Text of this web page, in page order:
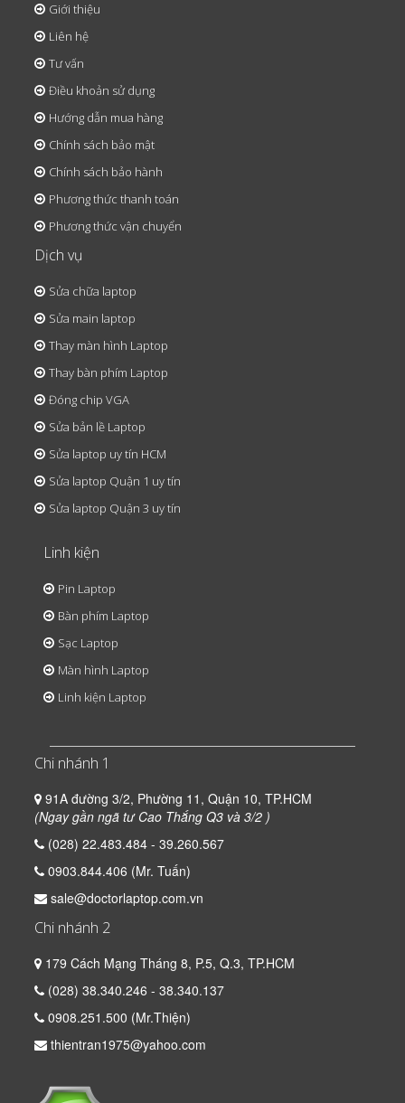
Giới thiệu
Liên hệ
Tư vấn
Điều khoản sử dụng
Hướng dẫn mua hàng
Chính sách bảo mật
Chính sách bảo hành
Phương thức thanh toán
Phương thức vận chuyển
Dịch vụ
Sửa chữa laptop
Sửa main laptop
Thay màn hình Laptop
Thay bàn phím Laptop
Đóng chip VGA
Sửa bản lề Laptop
Sửa laptop uy tín HCM
Sửa laptop Quận 1 uy tín
Sửa laptop Quận 3 uy tín
Linh kiện
Pin Laptop
Bàn phím Laptop
Sạc Laptop
Màn hình Laptop
Linh kiện Laptop
Chi nhánh 1
91A đường 3/2, Phường 11, Quận 10, TP.HCM
(Ngay gần ngã tư Cao Thắng Q3 và 3/2 )
(028) 22.483.484 - 39.260.567
0903.844.406 (Mr. Tuấn)
sale@doctorlaptop.com.vn
Chi nhánh 2
179 Cách Mạng Tháng 8, P.5, Q.3, TP.HCM
(028) 38.340.246 - 38.340.137
0908.251.500 (Mr.Thiện)
thientran1975@yahoo.com